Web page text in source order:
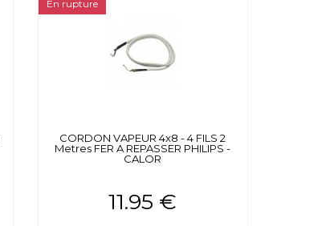
CORDON VAPEUR 4x8 - 4 FILS 2
Metres FER A REPASSER PHILIPS -
CALOR
11.95 €
En rupture